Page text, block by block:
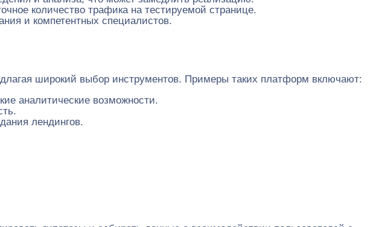
количество трафика на тестируемой странице.
и компетентных специалистов.
широкий выбор инструментов. Примеры таких платформ включают:
аналитические возможности.
лендингов.